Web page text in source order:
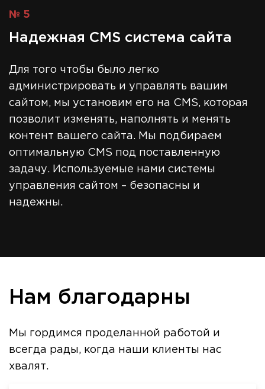
№ 5
Надежная CMS система сайта
Для того чтобы было легко
администрировать и управлять вашим
сайтом, мы установим его на CMS, которая
позволит изменять, наполнять и менять
контент вашего сайта. Мы подбираем
оптимальную CMS под поставленную
задачу. Используемые нами системы
управления сайтом – безопасны и
надежны.
Нам благодарны
Мы гордимся проделанной работой и
всегда рады, когда наши клиенты нас
хвалят.